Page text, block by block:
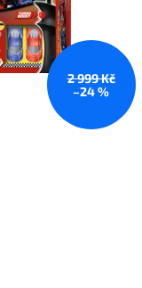
2 999 Kč
–24 %